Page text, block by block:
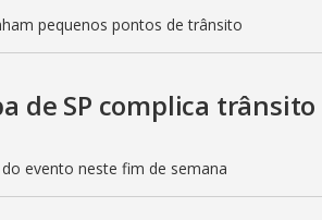
pequenos pontos de trânsito
de SP complica trânsito
evento neste fim de semana